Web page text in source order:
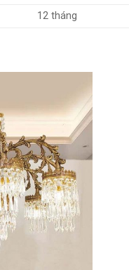
12 tháng